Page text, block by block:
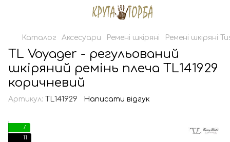
Каталог Аксесуари Ремені шкіряні Ремені шкіряні
TL Voyager - регульований
шкіряний ремінь плеча TL141929
коричневий
Артикул: TL141929 Написати відгук
7
11